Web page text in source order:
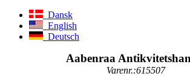
Dansk
English
Deutsch
Aabenraa
Varenr.:615507